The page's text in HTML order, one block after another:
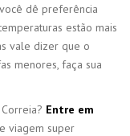
dê preferência
estão mais
vale dizer que o
menores, faça sua
Entre em
viagem super